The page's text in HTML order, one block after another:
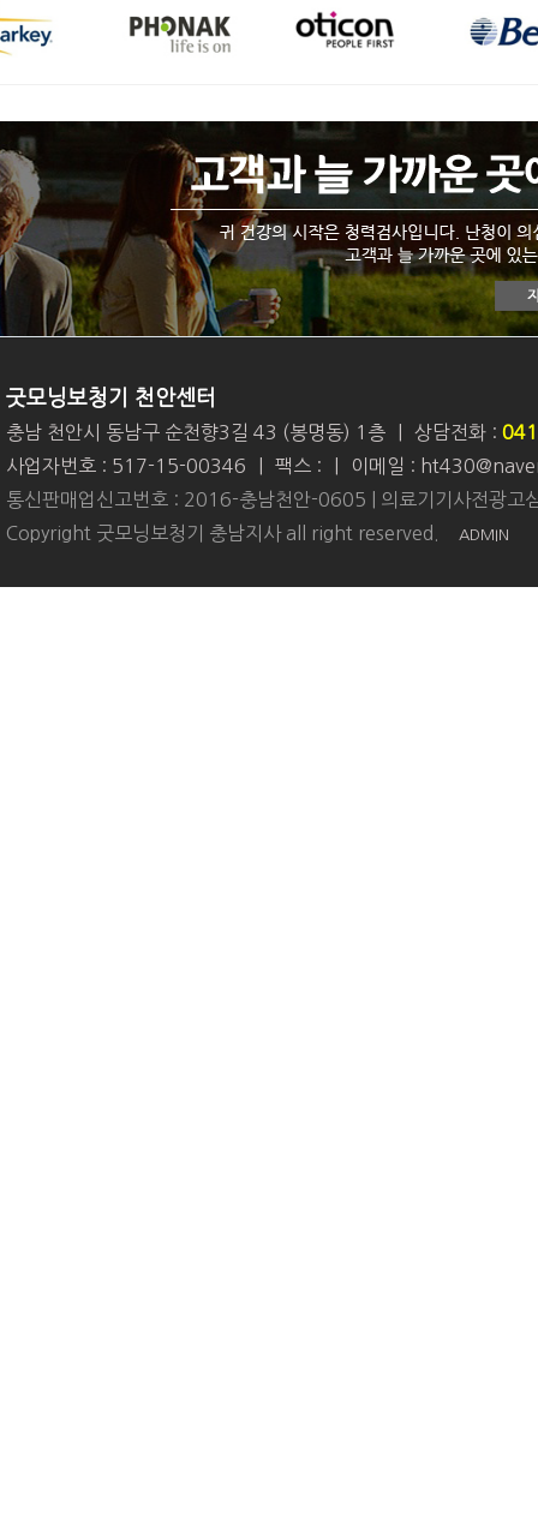
굿모닝보청기 천안센터
충남 천안시 동남구 순천향3길 43 (봉명동) 1층 상담전화 :
사업자번호 : 517-15-00346
팩스 :
이메일 :
통신판매업신고번호 : 2016-충남천안-0605 | 의료기기사전광고
Copyright 굿모닝보청기 충남지사 all right reserved.
ADMIN